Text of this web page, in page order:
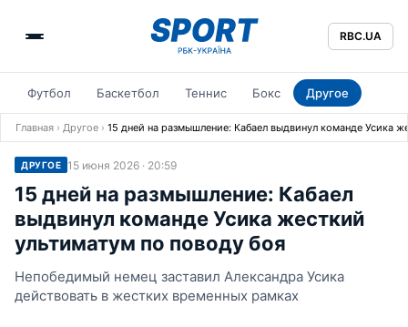
RBC.UA
Футбол Баскетбол Теннис Бокс Другое
Главная › Другое › 15 дней на размышление: Кабаел выдвинул команде Усика
ДРУГОЕ 15 июня 2026 · 20:59
15 дней на размышление: Кабаел
выдвинул команде Усика жесткий
ультиматум по поводу боя
Непобедимый немец заставил Александра Усика
действовать в жестких временных рамках